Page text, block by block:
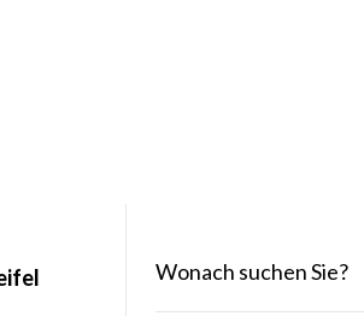
Wonach suchen Sie?